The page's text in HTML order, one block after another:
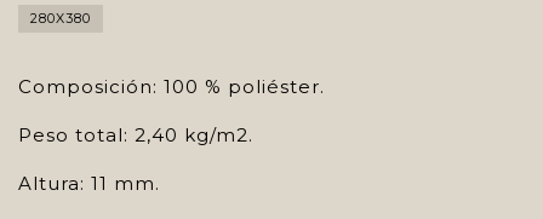
280X380
Composición: 100 % poliéster.
Peso total: 2,40 kg/m2.
Altura: 11 mm.